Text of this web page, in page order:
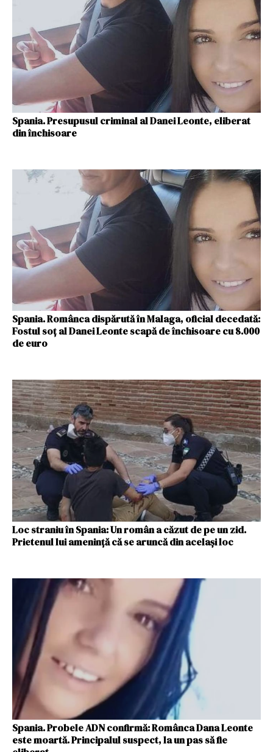
Spania. Presupusul criminal al Danei Leonte, eliberat
din închisoare
Spania. Românca dispărută în Malaga, oficial decedată:
Fostul soț al Danei Leonte scapă de închisoare cu 8.000
de euro
Loc straniu în Spania: Un român a căzut de pe un zid.
Prietenul lui amenință că se aruncă din același loc
Spania. Probele ADN confirmă: Românca Dana Leonte
este moartă. Principalul suspect, la un pas să fie